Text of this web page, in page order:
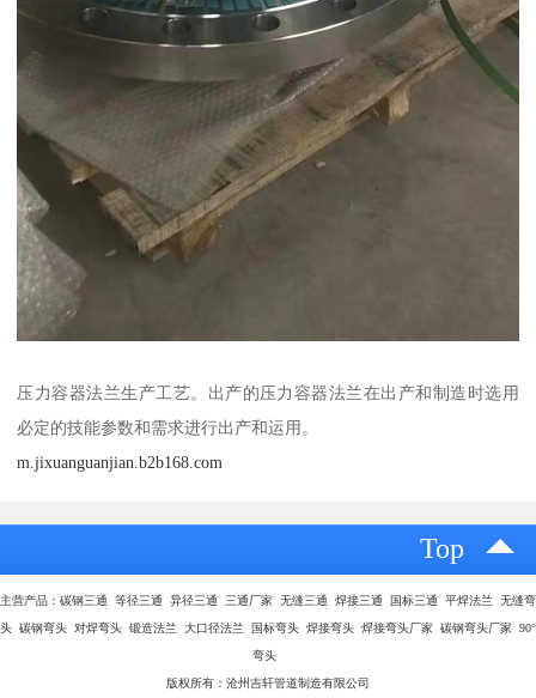
压力容器法兰生产工艺。出产的压力容器法兰在出产和制造时选用
必定的技能参数和需求进行出产和运用。
m.jixuanguanjian.b2b168.com
Top
主营产品：碳钢三通 等径三通 异径三通 三通厂家 无缝三通 焊接三通 国标三通 平焊法兰 无缝弯
头 碳钢弯头 对焊弯头 锻造法兰 大口径法兰 国标弯头 焊接弯头 焊接弯头厂家 碳钢弯头厂家 90°
弯头
版权所有：沧州吉轩管道制造有限公司